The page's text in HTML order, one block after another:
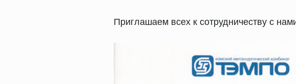
Приглашаем всех к сотрудничеству с